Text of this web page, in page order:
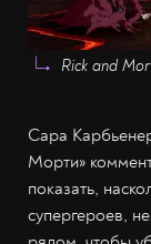
Rick and
Сара
Морти»
показать,
супергероев,